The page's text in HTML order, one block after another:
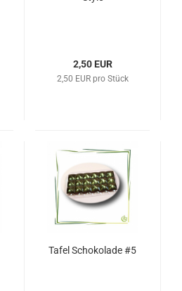
2,50 EUR
2,50 EUR pro Stück
Tafel Schokolade #5